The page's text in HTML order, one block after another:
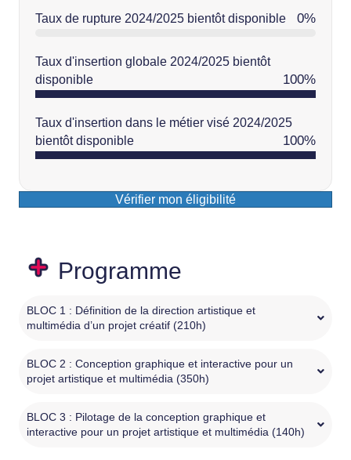
Taux de rupture 2024/2025 bientôt disponible 0%
Taux d'insertion globale 2024/2025 bientôt
disponible
100%
Taux d'insertion dans le métier visé 2024/2025
bientôt disponible
100%
Vérifier mon éligibilité
Programme
BLOC 1 : Définition de la direction artistique et
multimédia d’un projet créatif (210h)
BLOC 2 : Conception graphique et interactive pour un
projet artistique et multimédia (350h)
BLOC 3 : Pilotage de la conception graphique et
interactive pour un projet artistique et multimédia (140h)